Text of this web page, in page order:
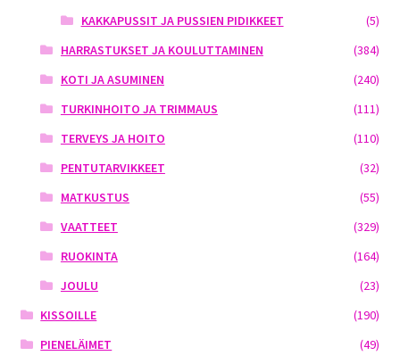
KAKKAPUSSIT JA PUSSIEN PIDIKKEET
(5)
HARRASTUKSET JA KOULUTTAMINEN
(384)
KOTI JA ASUMINEN
(240)
TURKINHOITO JA TRIMMAUS
(111)
TERVEYS JA HOITO
(110)
PENTUTARVIKKEET
(32)
MATKUSTUS
(55)
VAATTEET
(329)
RUOKINTA
(164)
JOULU
(23)
KISSOILLE
(190)
PIENELÄIMET
(49)